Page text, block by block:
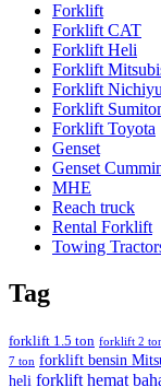
Forklift
Forklift CAT
Forklift Heli
Forklift
Forklift Nichiyu
Forklift
Forklift Toyota
Genset
Genset
MHE
Reach truck
Rental Forklift
Towing
Tag
forklift 1.5 ton forklift 2
7 ton forklift bensin
heli forklift hemat